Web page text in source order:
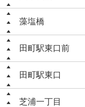
藻塩橋
田町駅東口前
田町駅東口
芝浦一丁目